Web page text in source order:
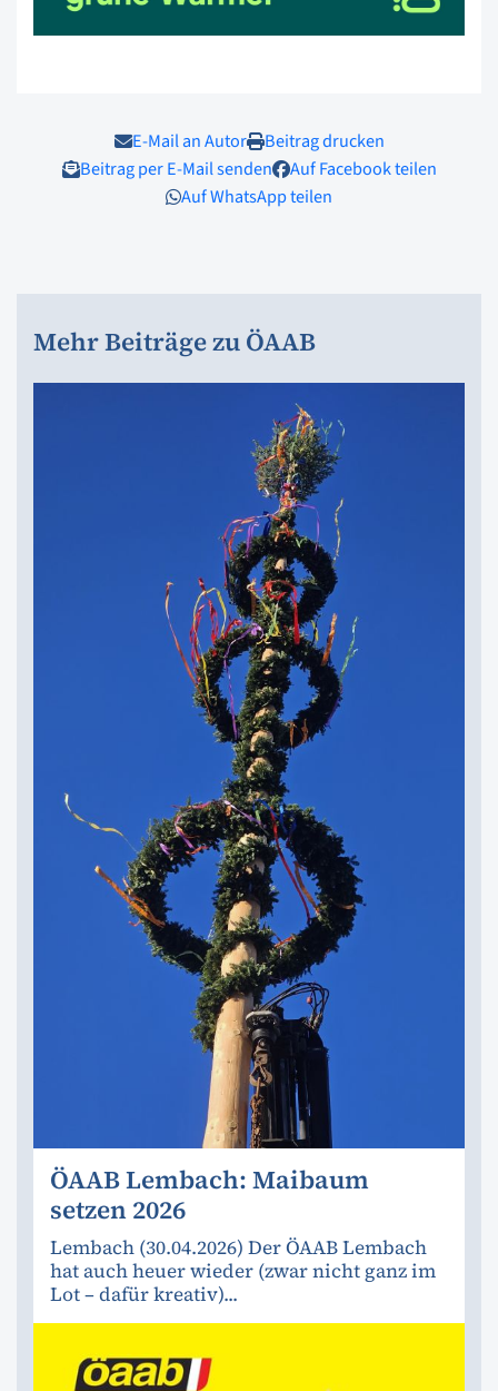
E-Mail an Autor
Beitrag drucken
Beitrag per E-Mail senden
Auf Facebook teilen
Auf WhatsApp teilen
Mehr Beiträge zu ÖAAB
ÖAAB Lembach: Maibaum
setzen 2026
Lembach (30.04.2026) Der ÖAAB Lembach
hat auch heuer wieder (zwar nicht ganz im
Lot – dafür kreativ)...